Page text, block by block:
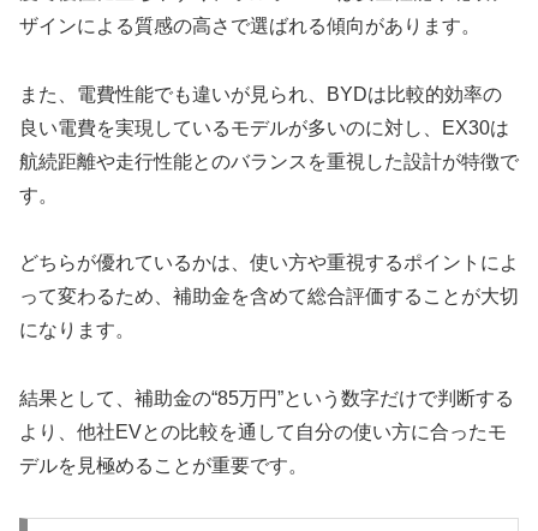
ザインによる質感の高さで選ばれる傾向があります。
また、電費性能でも違いが見られ、BYDは比較的効率の
良い電費を実現しているモデルが多いのに対し、EX30は
航続距離や走行性能とのバランスを重視した設計が特徴で
す。
どちらが優れているかは、使い方や重視するポイントによ
って変わるため、補助金を含めて総合評価することが大切
になります。
結果として、補助金の“85万円”という数字だけで判断する
より、他社EVとの比較を通して自分の使い方に合ったモ
デルを見極めることが重要です。